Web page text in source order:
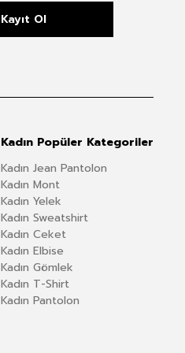
Kayıt Ol
Kadın Popüler Kategoriler
Kadın Jean Pantolon
Kadın Mont
Kadın Yelek
Kadın Sweatshirt
Kadın Ceket
Kadın Elbise
Kadın Gömlek
Kadın T-Shirt
Kadın Pantolon